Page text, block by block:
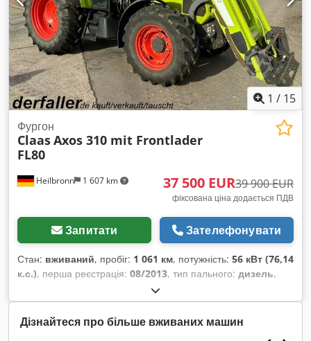
1 / 15
Heilbronn 1 607 km
Фургон
ClaasAxos 310 mit Frontlader
FL80
37 500 EUR39 900 EUR
фіксована ціна додається ПДВ
Запитати Зателефонувати
Стан: вживаний, пробіг: 1 061 км, потужність: 56 кВт (76,14
к.с.), перша реєстрація: 08/2013, тип пального: дизель,
, колір:зелений
механічний, підвіска:інше, кількість місць:2, мотогодини:
1 061 h, Обладнання:кабіна, повний привід,
Дізнайтеся про більше вживаних машин